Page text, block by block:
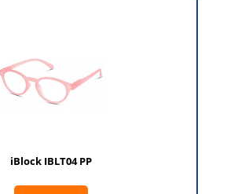
iBlock IBLT04 PP